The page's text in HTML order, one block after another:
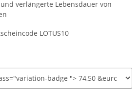
verlängerte Lebensdauer von